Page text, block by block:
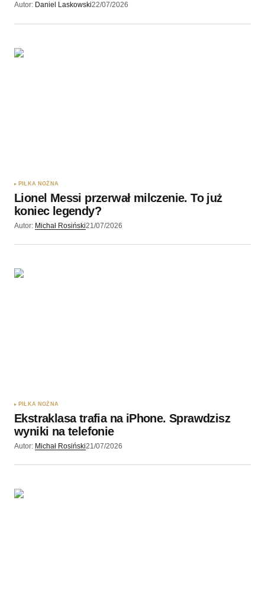
Autor: Daniel Laskowski22/07/2026
PIŁKA NOŻNA
Lionel Messi przerwał milczenie. To już
koniec legendy?
Autor: Michał Rosiński21/07/2026
PIŁKA NOŻNA
Ekstraklasa trafia na iPhone. Sprawdzisz
wyniki na telefonie
Autor: Michał Rosiński21/07/2026